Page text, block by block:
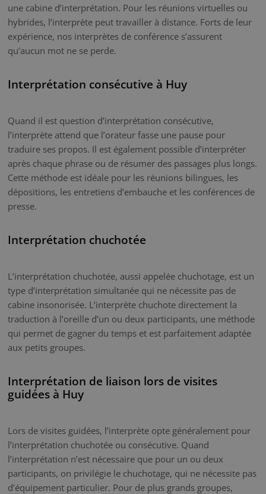
une cabine d’interprétation. Pour les réunions virtuelles ou
hybrides, l’interprète peut travailler à distance. Forts de leur
expérience, nos interprètes de conférence s’assurent
qu’aucun mot ne se perde.
Interprétation consécutive à Huy
Quand il est question d’interprétation consécutive,
l’interprète attend que l’orateur fasse une pause pour
traduire ses propos. Il est également possible d’interpréter
après chaque phrase ou de résumer des passages plus longs.
Cette méthode est idéale pour les réunions bilingues, les
dépositions, les entretiens d’embauche et les conférences de
presse.
Interprétation chuchotée
L’interprétation chuchotée, aussi appelée chuchotage, est un
type d’interprétation simultanée qui ne nécessite pas de
cabine insonorisée. L’interprète chuchote directement la
traduction à l’oreille d’un ou deux participants, une méthode
qui permet de gagner du temps et est parfaitement adaptée
aux petits groupes.
Interprétation de liaison lors de visites
guidées à Huy
Lors de visites guidées, l’interprète opte généralement pour
l’interprétation chuchotée ou consécutive. Quand
l’interprétation n’est nécessaire que pour un ou deux
participants, on privilégie le chuchotage, qui ne nécessite pas
d’équipement particulier. Pour de plus grands groupes,